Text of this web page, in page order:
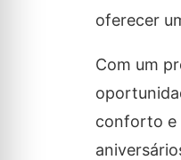
oferecer
Com um
conforto e